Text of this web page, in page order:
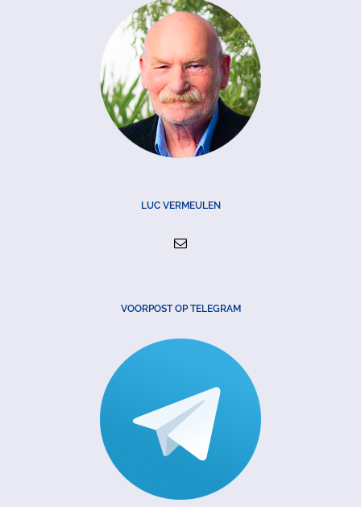
LUC VERMEULEN
VOORPOST OP TELEGRAM